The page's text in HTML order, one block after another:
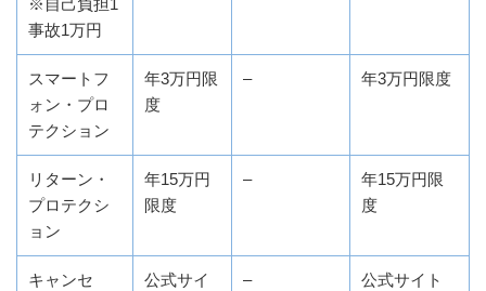
※自己負担1
事故1万円
スマートフ
ォン・プロ
テクション
年3万円限
度
– 年3万円限度
リターン・
プロテクシ
ョン
年15万円
限度
–
年15万円限
度
キャンセ
公式サイ
–
公式サイト